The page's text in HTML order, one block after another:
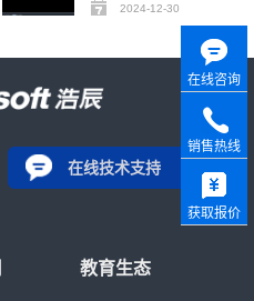
2024-12-30
在线技术支持
教育生态
在线咨询
销售热线
获取报价